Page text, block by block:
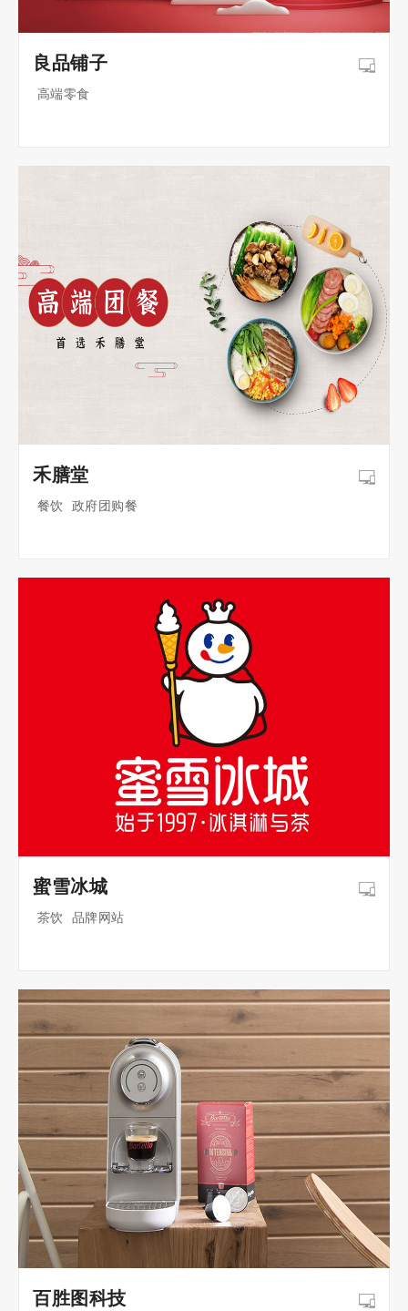
良品铺子
高端零食
禾膳堂
餐饮 政府团购餐
蜜雪冰城
茶饮 品牌网站
百胜图科技